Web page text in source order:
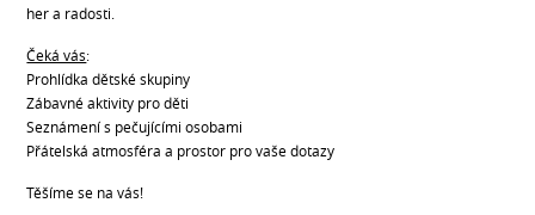
her a radosti.
Čeká vás:
Prohlídka dětské skupiny
Zábavné aktivity pro děti
Seznámení s pečujícími osobami
Přátelská atmosféra a prostor pro vaše dotazy
Těšíme se na vás!